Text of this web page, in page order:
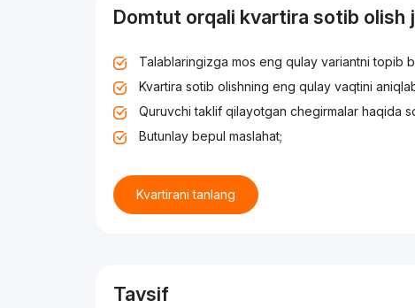
Domtut orqali kvartira sotib olish
Talablaringizga mos eng qulay variantni topib
Kvartira sotib olishning eng qulay vaqtini
Quruvchi taklif qilayotgan chegirmalar haqida
Butunlay bepul maslahat;
Kvartirani tanlang
Tavsif